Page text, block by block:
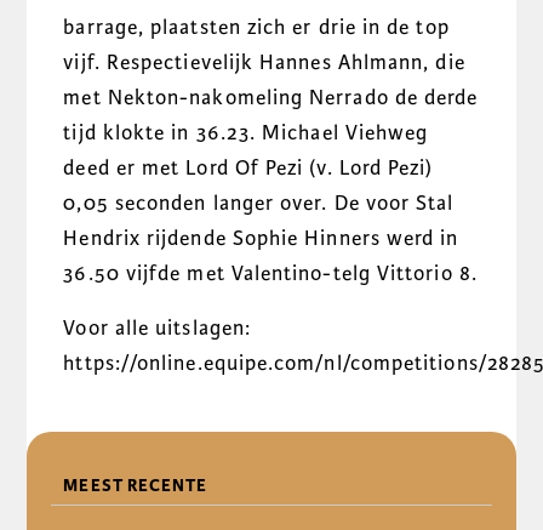
barrage, plaatsten zich er drie in de top
vijf. Respectievelijk Hannes Ahlmann, die
met Nekton-nakomeling Nerrado de derde
tijd klokte in 36.23. Michael Viehweg
deed er met Lord Of Pezi (v. Lord Pezi)
0,05 seconden langer over. De voor Stal
Hendrix rijdende Sophie Hinners werd in
36.50 vijfde met Valentino-telg Vittorio 8.
Voor alle uitslagen:
https://online.equipe.com/nl/competitions/
MEEST RECENTE